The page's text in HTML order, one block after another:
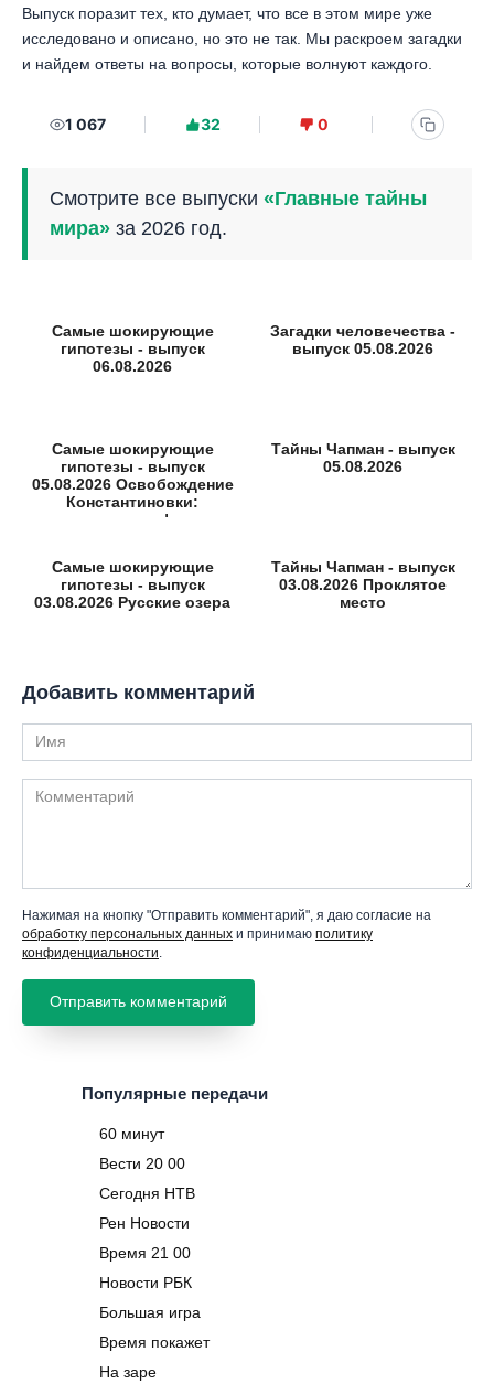
Выпуск поразит тех, кто думает, что все в этом мире уже
исследовано и описано, но это не так. Мы раскроем загадки
и найдем ответы на вопросы, которые волнуют каждого.
1 067 32 0
Смотрите все выпуски «Главные тайны
мира» за 2026 год.
Самые шокирующие
гипотезы - выпуск
06.08.2026
Загадки человечества -
выпуск 05.08.2026
Самые шокирующие
гипотезы - выпуск
05.08.2026 Освобождение
Константиновки:
неизвестные факты
Тайны Чапман - выпуск
05.08.2026
Самые шокирующие
гипотезы - выпуск
03.08.2026 Русские озера
Тайны Чапман - выпуск
03.08.2026 Проклятое
место
Добавить комментарий
Имя
Комментарий
Нажимая на кнопку "Отправить комментарий", я даю согласие на
обработку персональных данных и принимаю политику
конфиденциальности
Популярные передачи
60 минут
Вести 20 00
Сегодня НТВ
Рен Новости
Время 21 00
Новости РБК
Большая игра
Время покажет
На заре